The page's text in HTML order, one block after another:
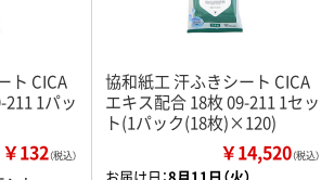
ト CICA
1パッ
￥132（税込）
協和紙工 汗ふきシート CICA
エキス配合 18枚 09-211 1セッ
ト(1パック(18枚)×120)
￥14,520（税込）